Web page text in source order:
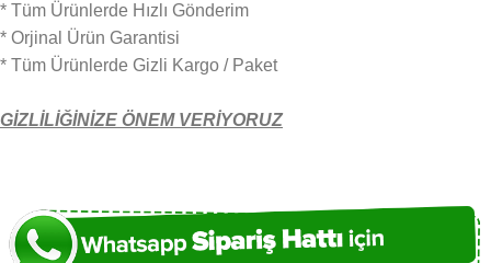
* Tüm Ürünlerde Hızlı Gönderim
* Orjinal Ürün Garantisi
* Tüm Ürünlerde Gizli Kargo / Paket
GİZLİLİĞİNİZE ÖNEM VERİYORUZ